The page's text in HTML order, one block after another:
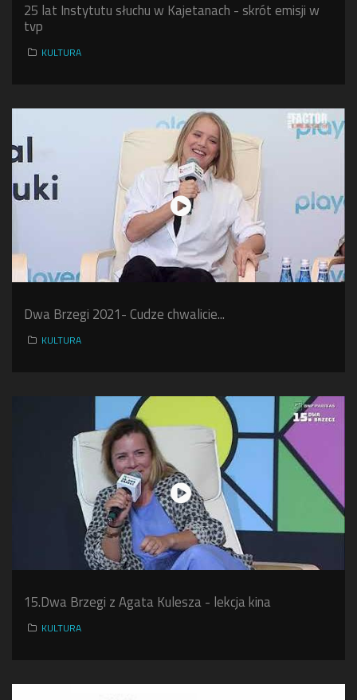
25 lat Instytutu słuchu w Kajetanach - skrót emisji w
tvp
KULTURA
Dwa Brzegi 2021- Cudze chwalicie...
KULTURA
15.Dwa Brzegi z Agata Kulesza - lekcja kina
KULTURA